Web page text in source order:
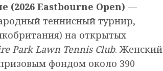
(2026 Eastbourne Open) —
теннисный турнир,
на открытых
Park Lawn Tennis Club. Женский
фондом около 390